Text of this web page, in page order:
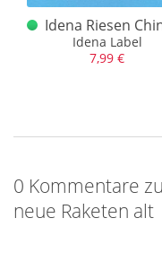
Feuerwerk Knaller
mit Knaller
Idena Riesen
Idena Label
7,99 €
0 Kommentare
neue Raketen alt